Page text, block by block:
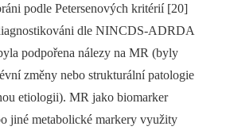
podle Petersenových kritérií [20]
dle NINCDS-ADRDA
podpořena nálezy na MR (byly
změny nebo strukturální patologie
etiologii). MR jako biomarker
jiné metabolické markery využity